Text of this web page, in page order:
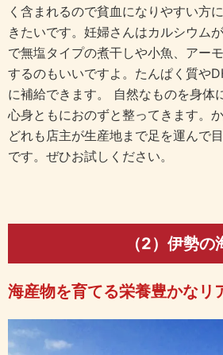
く含まれるので貧血になりやすい方
きたいです。妊婦さんはカルシウム
で無塩タイプの煮干しや小魚、アー
するのもいいですよ。たんぱく質や
に補給できます。 自然なものを身体
心身ともにおのずと整ってきます。
どれも店主が生産地まで足を運んで
です。ぜひお試しください。
（2）伊勢の
海産物を育てる栄養豊かなリ